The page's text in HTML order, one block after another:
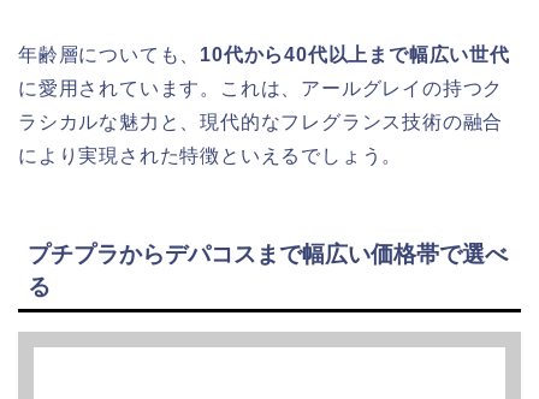
年齢層についても、 10代から40代以上まで幅広い世代
に愛用されています。これは、アールグレイの持つク
ラシカルな魅力と、現代的なフレグランス技術の融合
により実現された特徴といえるでしょう。
プチプラからデパコスまで幅広い価格帯で選べ
る